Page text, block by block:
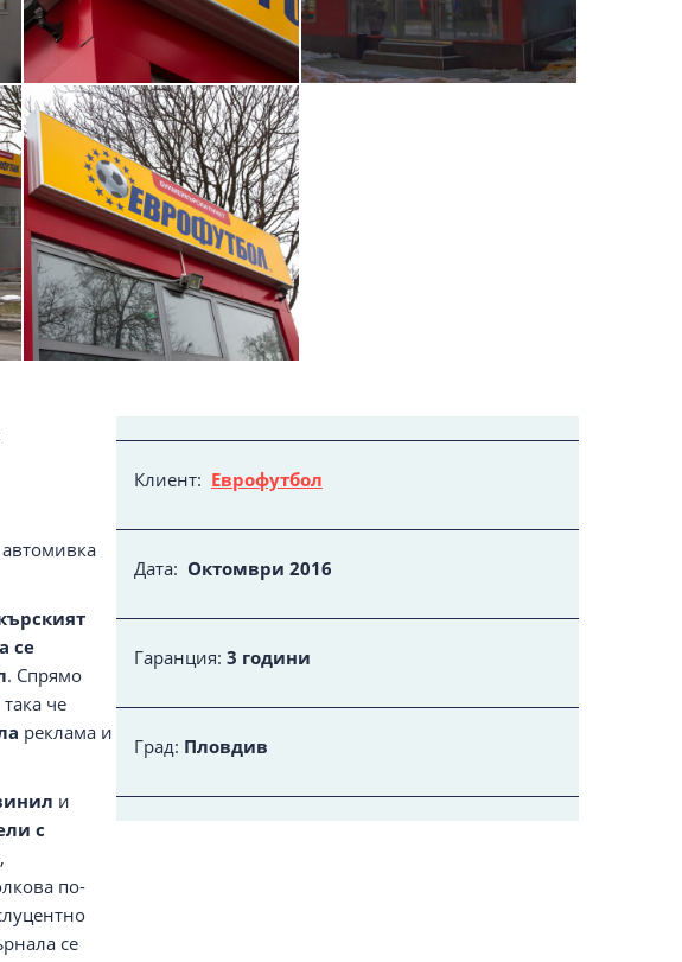
се
. Спрямо
че
реклама и
и
с
по-
се
Клиент: Еврофутбол
Дата: Октомври 2016
Гаранция: 3 години
Град: Пловдив